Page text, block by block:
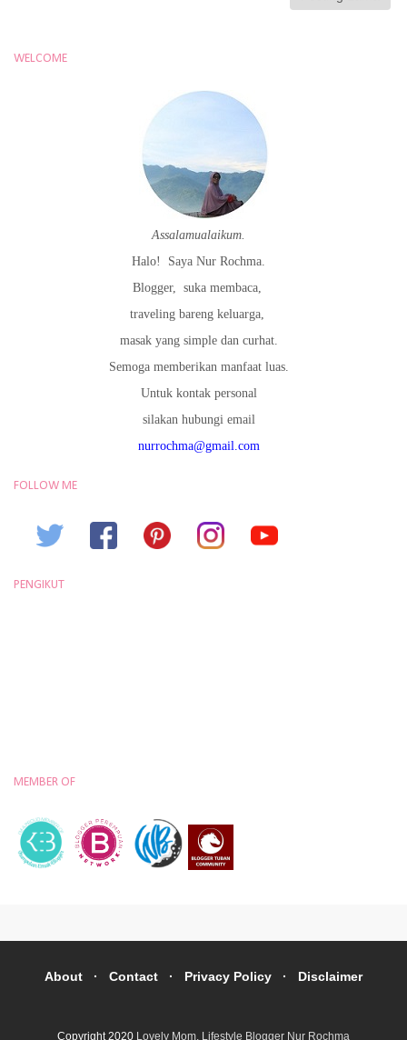
WELCOME
Assalamualaikum.
Halo!
Saya Nur Rochma.
Blogger,
suka membaca,
traveling bareng keluarga,
masak yang simple dan curhat.
Semoga memberikan manfaat luas.
Untuk kontak personal
silakan hubungi email
nurrochma@gmail.com
FOLLOW ME
PENGIKUT
MEMBER OF
About Contact Privacy Policy Disclaimer
Copyright 2020 Lovely Mom, Lifestyle Blogger Nur Rochma